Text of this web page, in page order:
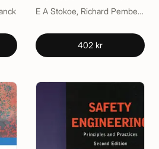
Engineers
E A Stokoe, Richard Pemberton
402 kr